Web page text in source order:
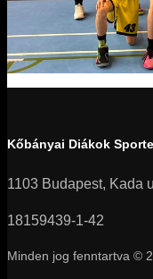
Kőbányai Diákok
1103 Budapest, Kada
18159439-1-42
Minden jog fenntartva ©